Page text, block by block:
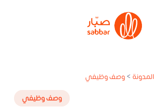
المدونة>وصف وظيفي
وصف وظيفي